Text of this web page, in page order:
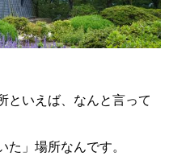
といえば、なんと言って
」場所なんです。